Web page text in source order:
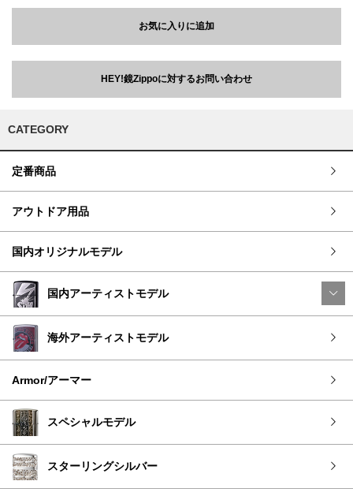
お気に入りに追加
HEY!鏡Zippoに対するお問い合わせ
CATEGORY
定番商品
アウトドア用品
国内オリジナルモデル
国内アーティストモデル
海外アーティストモデル
Armor/アーマー
スペシャルモデル
スターリングシルバー